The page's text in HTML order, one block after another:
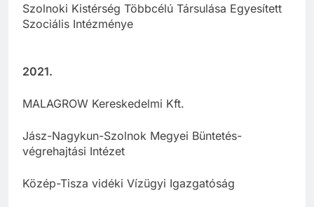
Szolnoki Kistérség Többcélú Társulása Egyesített
Szociális Intézménye
2021.
MALAGROW Kereskedelmi Kft.
Jász-Nagykun-Szolnok Megyei Büntetés-
végrehajtási Intézet
Közép-Tisza vidéki Vízügyi Igazgatóság